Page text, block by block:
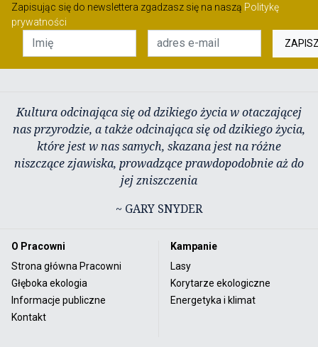
Zapisując się do newslettera zgadzasz się na naszą Politykę
prywatności
Kultura odcinająca się od dzikiego życia w otaczającej
nas przyrodzie, a także odcinająca się od dzikiego życia,
które jest w nas samych, skazana jest na różne
niszczące zjawiska, prowadzące prawdopodobnie aż do
jej zniszczenia
~ GARY SNYDER
O Pracowni
Strona główna Pracowni
Głęboka ekologia
Informacje publiczne
Kontakt
Kampanie
Lasy
Korytarze ekologiczne
Energetyka i klimat